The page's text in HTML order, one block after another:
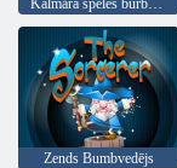
Kalmāra spēles burbuļu šāvējs
Zends Bumbvedējs